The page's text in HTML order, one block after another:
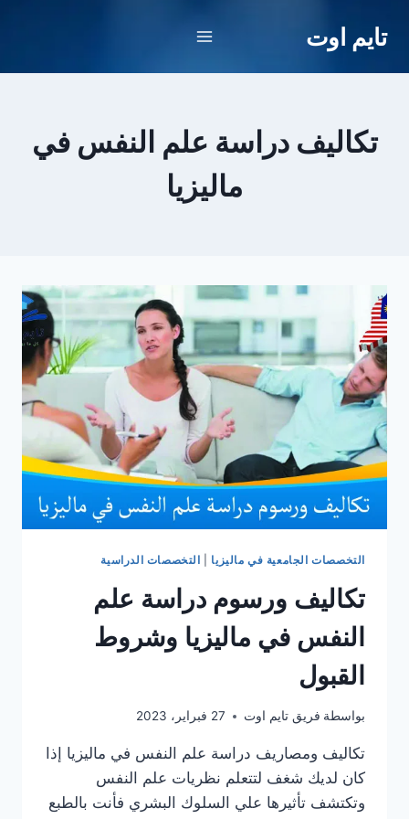
تايم اوت
تكاليف دراسة علم النفس في
ماليزيا
التخصصات الجامعية في ماليزيا التخصصات الدراسية
تكاليف ورسوم دراسة علم
النفس في ماليزيا وشروط
القبول
بواسطة فريق تايم اوت 27 فبراير، 2023
تكاليف ومصاريف دراسة علم النفس في ماليزيا إذا
كان لديك شغف لتتعلم نظريات علم النفس
وتكتشف تأثيرها علي السلوك البشري فأنت بالطبع